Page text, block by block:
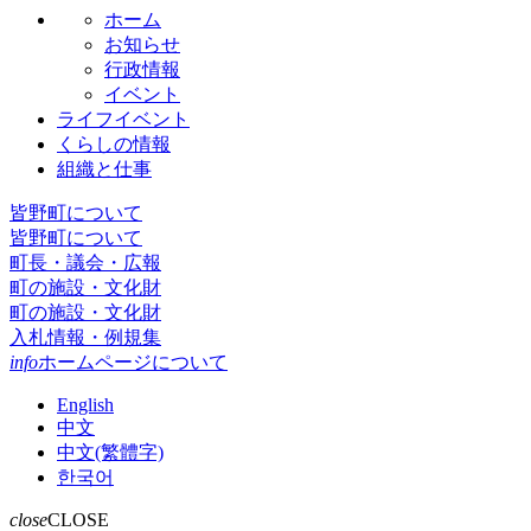
ホーム
お知らせ
行政情報
イベント
ライフイベント
くらしの情報
組織と仕事
皆野町について
皆野町について
町長・議会・広報
町の施設・文化財
町の施設・文化財
入札情報・例規集
infoホームページについて
English
中文
中文(繁體字)
한국어
closeCLOSE